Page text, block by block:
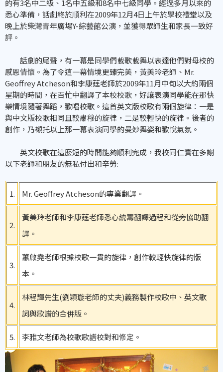
的有3名中二級、1名中五級和8名中七級同學。經過多月以來的
悉心準備，話劇終於順利在2009年12月4日上午於學校禮堂以及
晚上於柴灣青年廣場Y-綜藝館公演，並獲得眾師生和家長一致好
評。
話劇的尾聲，有一幕是同學們載歌載舞以表達他們對母校的
感恩情懷。為了令這一幕情境更臻完美，黃美玲老師、Mr.
Geoffrey Atcheson和李康莛老師於2009年11月中旬以大約兩個
星期的時間，在百忙中翻譯了本校校歌，好讓表演同學能在那快
樂情境隨著舞蹈，歡唱校歌。這首英文版校歌有兩個旋律：一是
與中文版校歌相同且較肅穆的旋律，二是較輕快的旋律。後者的
創作，乃襯托以上那一幕表演同學的曼妙舞姿和歡悅氣氛。
英文校歌在這麼短的時間能夠順利完成，我校同仁實在多謝
以下老師和朋友的無私付出和辛勞:
1. Mr. Geoffrey Atcheson的專業翻譯。
2.
黃美玲老師和李康莛老師悉心統籌翻譯過程和從旁協助翻
譯。
3.
蕭啟堯老師根據校歌一貫的旋律，創作較輕快旋律的版
本。
4.
林程輝先生(劉穎璇老師的丈夫)義務製作校歌中、英文歌
詞與歌譜的合併版。
5. 李雅文老師為校歌歌譜校對和修定。